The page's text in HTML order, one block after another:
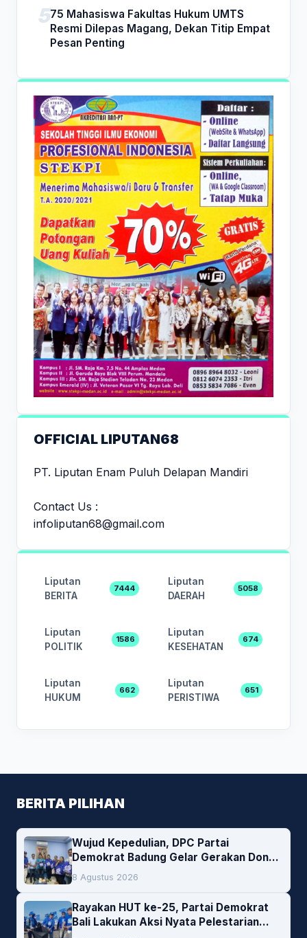
75 Mahasiswa Fakultas Hukum UMTS
Resmi Dilepas Magang, Dekan Titip Empat
Pesan Penting
OFFICIAL LIPUTAN68
PT. Liputan Enam Puluh Delapan Mandiri
Contact Us :
infoliputan68@gmail.com
Liputan
BERITA
7444
Liputan
DAERAH
5058
Liputan
POLITIK
1586
Liputan
KESEHATAN
674
Liputan
HUKUM
662
Liputan
PERISTIWA
651
BERITA PILIHAN
Wujud Kepedulian, DPC Partai
Demokrat Badung Gelar Gerakan Donor
Darah
8 Agustus 2026
Rayakan HUT ke-25, Partai Demokrat
Bali Lakukan Aksi Nyata Pelestarian